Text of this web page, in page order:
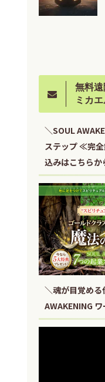
無料
ミカ
＼SOUL
ステップ ≪完
込みはこち
＼魂が目覚める
AWAKENING